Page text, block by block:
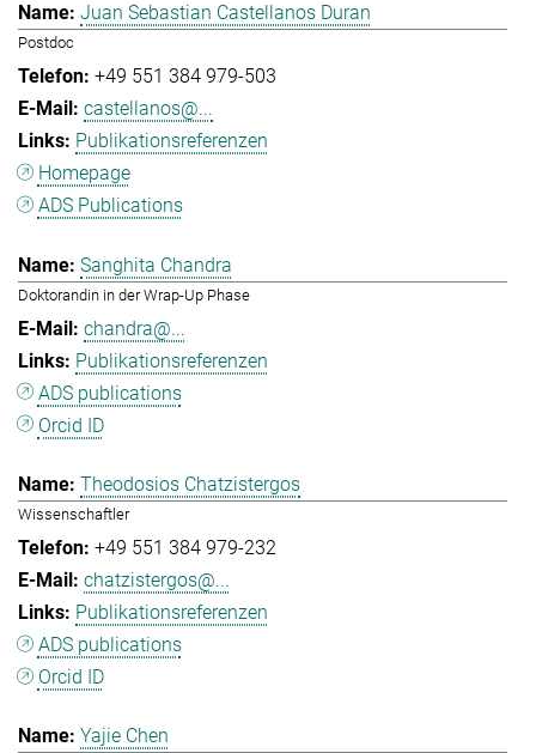
Juan Sebastian Castellanos Duran
Postdoc
+49 551 384 979-503
castellanos@...
Publikationsreferenzen
Homepage
ADS Publications
Sanghita Chandra
Doktorandin in der Wrap-Up Phase
chandra@...
Publikationsreferenzen
ADS publications
Orcid ID
Theodosios Chatzistergos
Wissenschaftler
+49 551 384 979-232
chatzistergos@...
Publikationsreferenzen
ADS publications
Orcid ID
Yajie Chen